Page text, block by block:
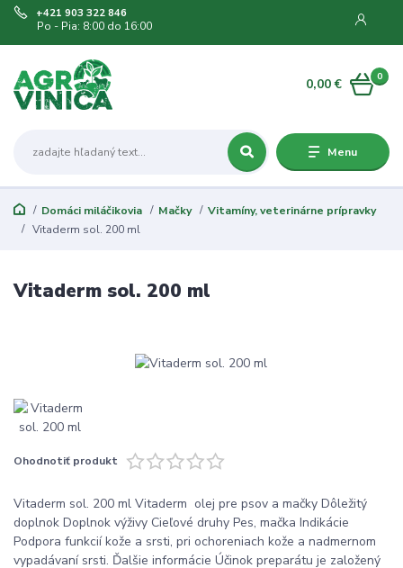
Menu
+421 903 322 846
Po - Pia: 8:00 do 16:00
0
0,00 €
Domáci miláčikovia Mačky
Vitamíny, veterinárne prípravky
Vitaderm sol. 200 ml
Vitaderm sol. 200 ml
Ohodnotiť produkt
Vitaderm sol. 200 ml Vitaderm olej pre psov a mačky Dôležitý
doplnok Doplnok výživy Cieľové druhy Pes, mačka Indikácie
Podpora funkcií kože a srsti, pri ochoreniach kože a nadmernom
vypadávaní srsti. Ďalšie informácie Účinok preparátu je založený